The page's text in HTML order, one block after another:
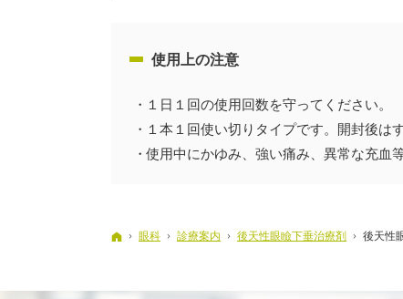
使用上の注意
１日１回の使用回数を守ってください。
１本１回使い切りタイプです。開封後は
使用中にかゆみ、強い痛み、異常な充血
ホーム
眼科 診療案内 後天性眼瞼下垂治療剤 後天性